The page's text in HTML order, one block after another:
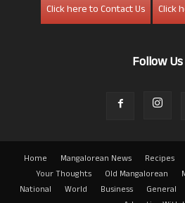
Click here to Contact Us
Click
Follow Us
Home Mangalorean News Recipes
Your Thoughts
Old Mangalorean
National
World Business General